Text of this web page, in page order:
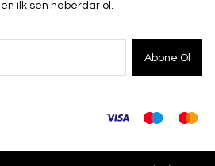
ilk sen haberdar ol.
Abone Ol